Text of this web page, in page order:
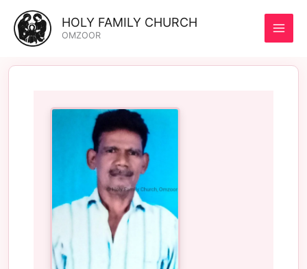
content
HOLY FAMILY CHURCH
OMZOOR